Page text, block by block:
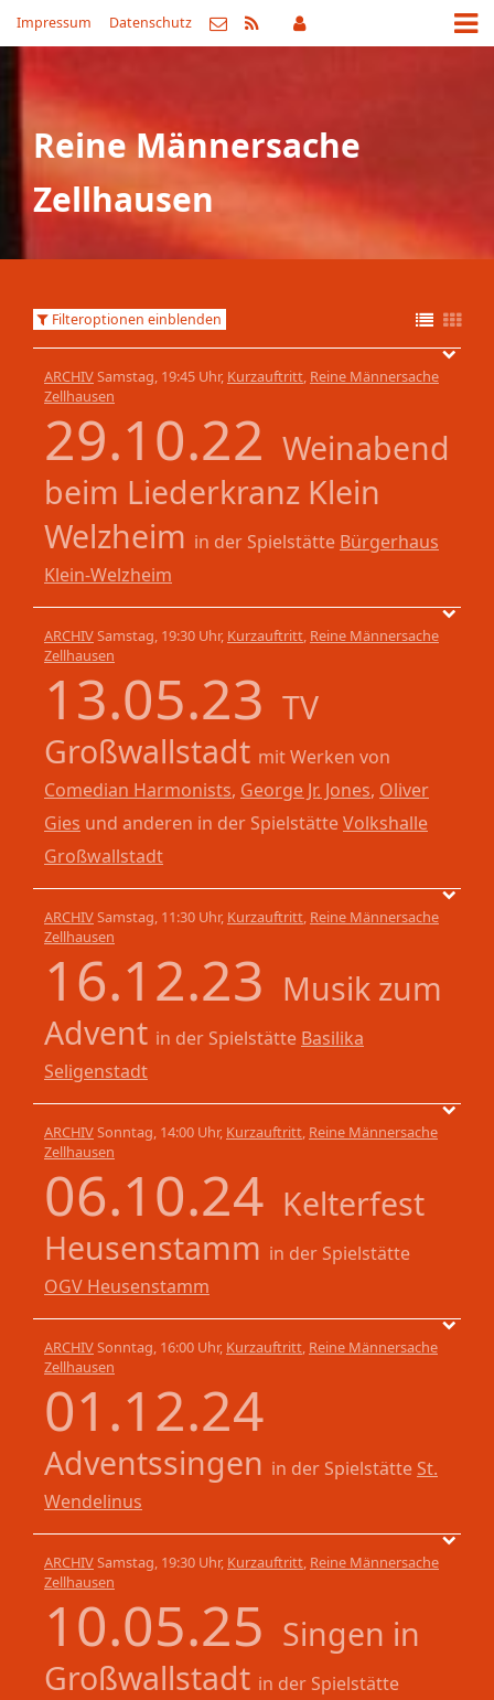
Impressum Datenschutz
Reine Männersache
Zellhausen
Filteroptionen einblenden
ARCHIVSamstag, 19:45 Uhr, Kurzauftritt, Reine Männersache
Zellhausen
29.10.22 Weinabend
beim Liederkranz Klein
Welzheim in der Spielstätte Bürgerhaus
Klein-Welzheim
ARCHIVSamstag, 19:30 Uhr, Kurzauftritt, Reine Männersache
Zellhausen
13.05.23 TV
Großwallstadt mit Werken von
Comedian Harmonists, George Jr. Jones, Oliver
Gies und anderen in der SpielstätteVolkshalle
Großwallstadt
ARCHIVSamstag, 11:30 Uhr, Kurzauftritt, Reine Männersache
Zellhausen
16.12.23 Musik zum
Advent in der Spielstätte Basilika
Seligenstadt
ARCHIVSonntag, 14:00 Uhr, Kurzauftritt, Reine Männersache
Zellhausen
06.10.24 Kelterfest
Heusenstamm in der Spielstätte
OGV Heusenstamm
ARCHIVSonntag, 16:00 Uhr, Kurzauftritt, Reine Männersache
Zellhausen
01.12.24
Adventssingen in der Spielstätte St.
Wendelinus
ARCHIVSamstag, 19:30 Uhr, Kurzauftritt, Reine Männersache
Zellhausen
10.05.25 Singen in
Großwallstadt in der Spielstätte